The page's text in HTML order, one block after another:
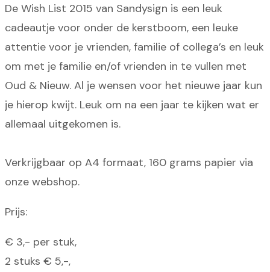
De Wish List 2015 van Sandysign is een leuk
cadeautje voor onder de kerstboom, een leuke
attentie voor je vrienden, familie of collega’s en leuk
om met je familie en/of vrienden in te vullen met
Oud & Nieuw. Al je wensen voor het nieuwe jaar kun
je hierop kwijt. Leuk om na een jaar te kijken wat er
allemaal uitgekomen is.
Verkrijgbaar op A4 formaat, 160 grams papier via
onze webshop.
Prijs:
€ 3,- per stuk,
2 stuks € 5,-,